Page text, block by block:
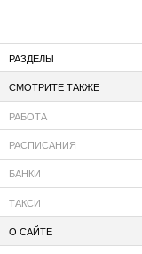
РАЗДЕЛЫ
СМОТРИТЕ ТАКЖЕ
РАБОТА
РАСПИСАНИЯ
БАНКИ
ТАКСИ
О САЙТЕ